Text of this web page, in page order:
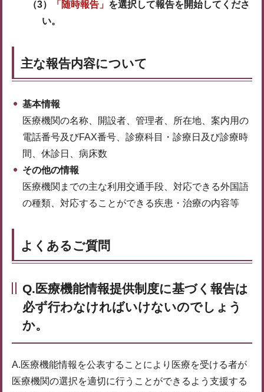
（3） 「随時報告」 を選択して報告を開始してくださ
い。
主な報告内容について
基本情報
医療機関の名称、開設者、管理者、所在地、案内用の
電話番号及びFAX番号、診療科目・診療日及び診療時
間、休診日、病床数
その他の情報
医療機関までの主な利用交通手段、対応できる外国語
の種類、対応することができる疾患・治療の内容等
よくあるご質問
Q.医療機能情報提供制度に基づく報告は
必ず行わなければいけないのでしょう
か。
A.医療機能情報を公表することにより医療を受ける者が
医療機関の選択を適切に行うことができるよう支援する